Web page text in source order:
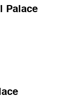
Palace